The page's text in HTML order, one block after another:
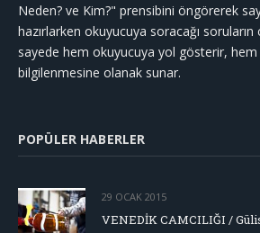
Neden? ve Kim?" prensibini öngörerek
hazırlarken okuyucuya soracağı soruların
sayede hem okuyucuya yol gösterir,
bilgilenmesine olanak sunar.
POPÜLER HABERLER
29 OCAK 2015
VENEDİK CAMCILIĞI /